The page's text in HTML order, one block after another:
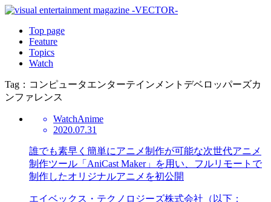
Top page
Feature
Topics
Watch
Tag：コンピュータエンターテインメントデベロッパーズカ
ンファレンス
WatchAnime
2020.07.31
誰でも素早く簡単にアニメ制作が可能な次世代アニメ
制作ツール「AniCast Maker」を用い、フルリモートで
制作したオリジナルアニメを初公開
エイベックス・テクノロジーズ株式会社（以下：